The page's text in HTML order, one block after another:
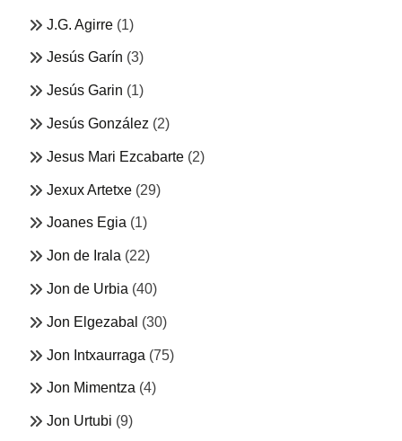
J.G. Agirre (1)
Jesús Garín (3)
Jesús Garin (1)
Jesús González (2)
Jesus Mari Ezcabarte (2)
Jexux Artetxe (29)
Joanes Egia (1)
Jon de Irala (22)
Jon de Urbia (40)
Jon Elgezabal (30)
Jon Intxaurraga (75)
Jon Mimentza (4)
Jon Urtubi (9)